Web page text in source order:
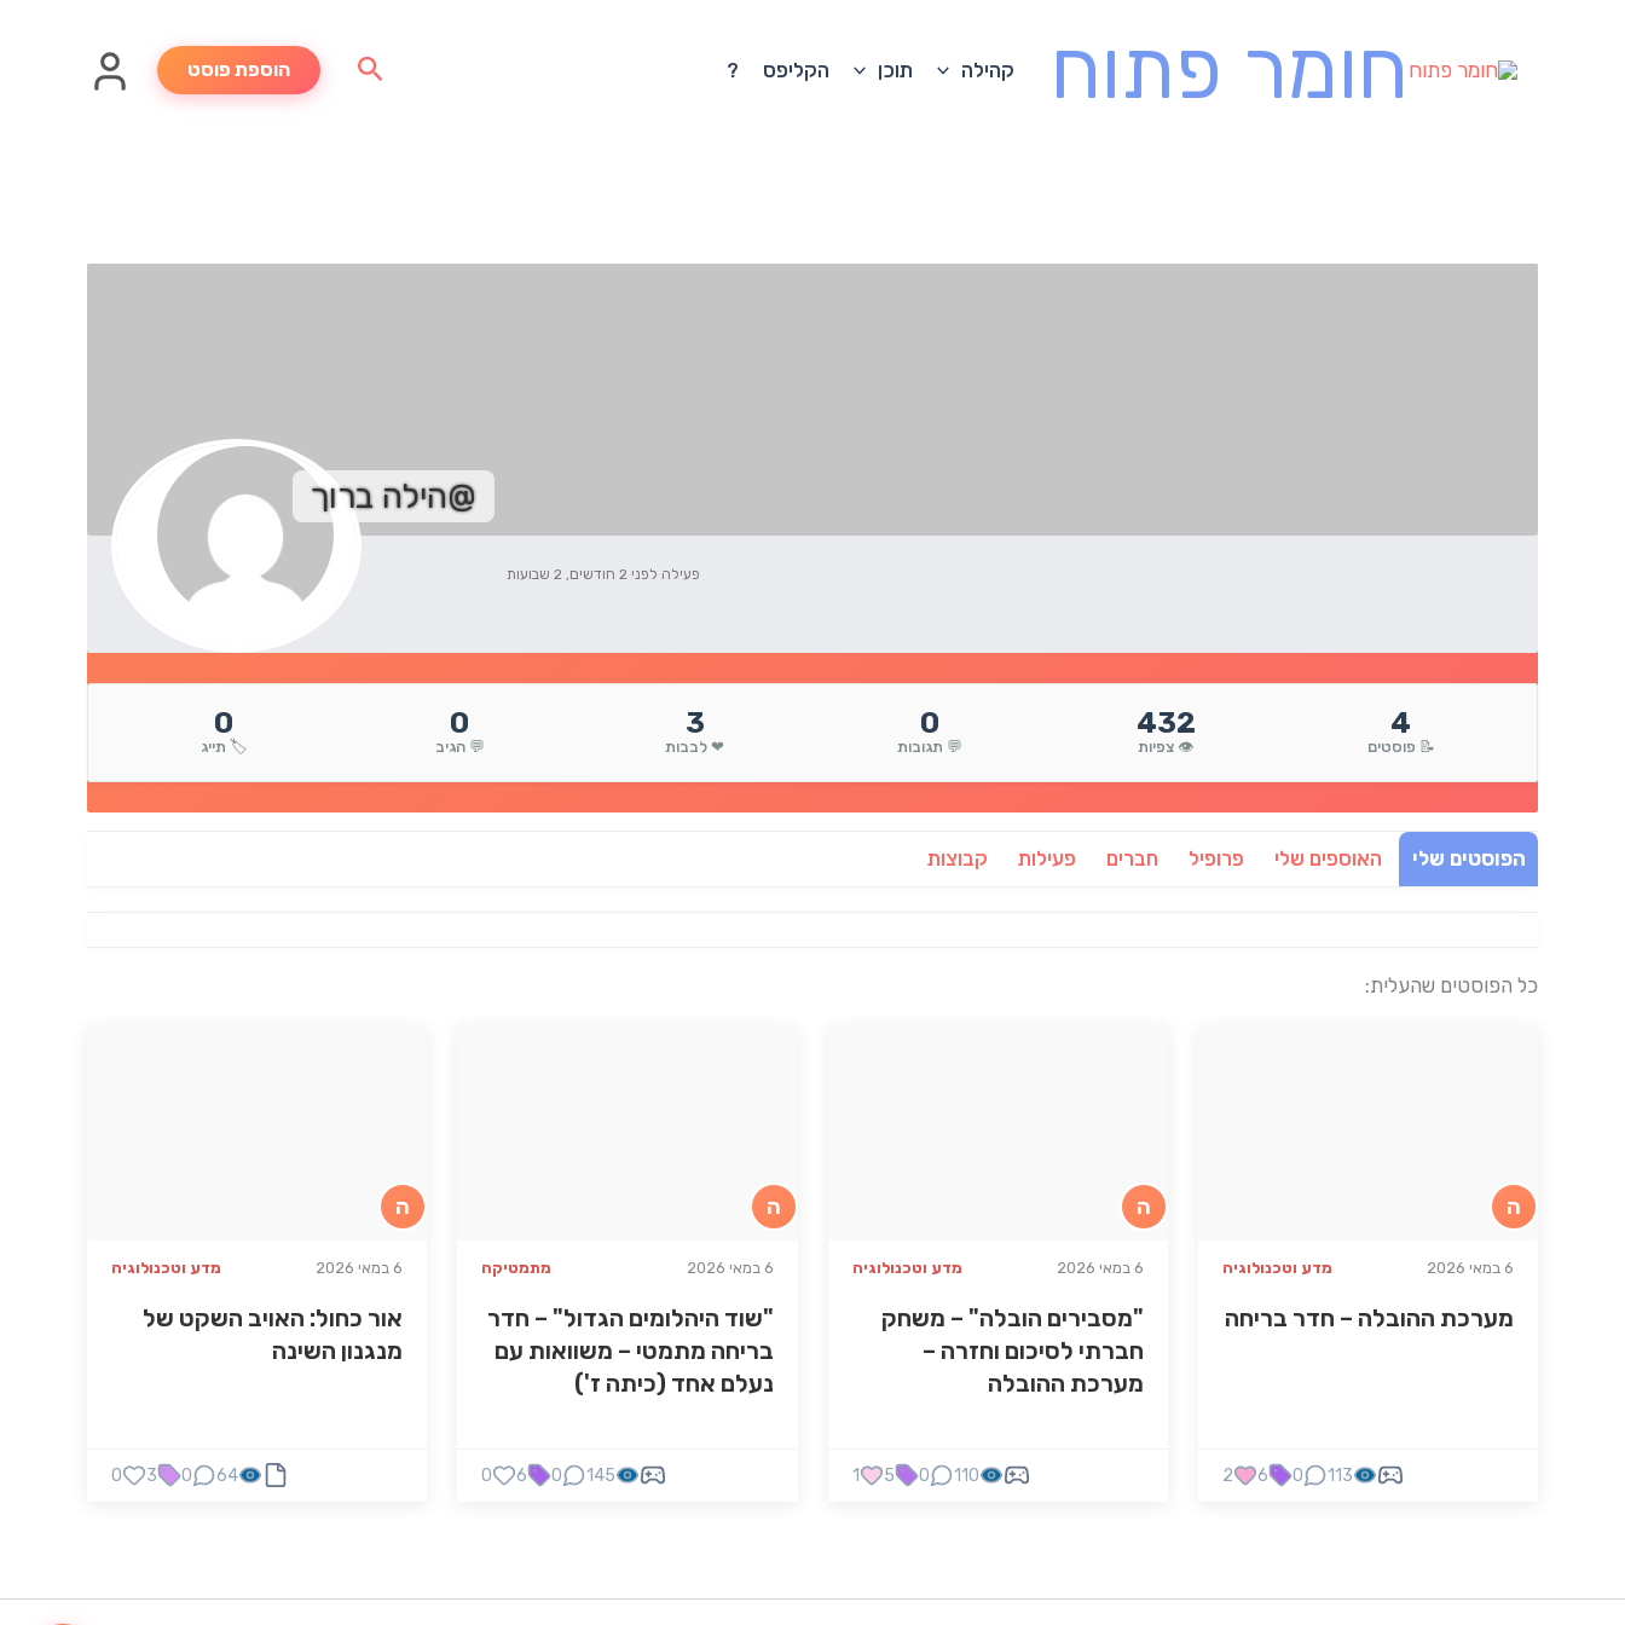
חומר פתוח קהילה תוכן הקליפס ? חיפוש הוספת פוסט
@הילה ברוך
פעילה לפני 2 חודשים, 2 שבועות
4
📝 פוסטים
432
👁️ צפיות
0
💬 תגובות
3
❤ לבבות
0
💬 הגיב
0
🏷️ תייג
הפוסטים שלי האוספים שלי פרופיל חברים פעילות קבוצות
כל הפוסטים שהעלית:
ה
6 במאי 2026 מדע וטכנולוגיה
מערכת ההובלה – חדר בריחה
113
0
6
2
ה
6 במאי 2026 מדע וטכנולוגיה
"מסבירים הובלה" – משחק
חברתי לסיכום וחזרה –
מערכת ההובלה
110
0
5
1
ה
6 במאי 2026 מתמטיקה
"שוד היהלומים הגדול" – חדר
בריחה מתמטי – משוואות עם
נעלם אחד (כיתה ז')
145
0
6
0
ה
6 במאי 2026 מדע וטכנולוגיה
אור כחול: האויב השקט של
מנגנון השינה
64
0
3
0